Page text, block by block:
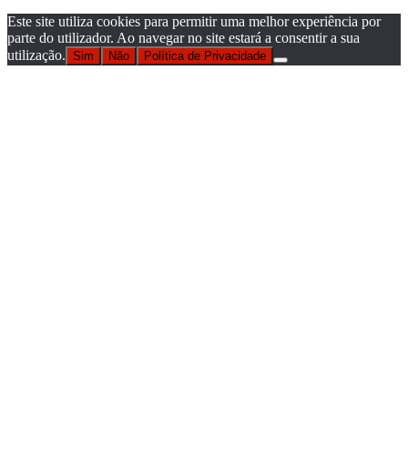
Este site utiliza cookies para permitir uma melhor experiência por
parte do utilizador. Ao navegar no site estará a consentir a sua
utilização. Sim Não Política de Privacidade